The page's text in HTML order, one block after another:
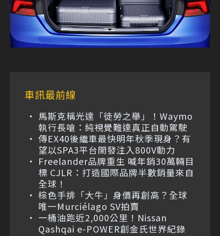
車訊最前線
馬斯克稱光達「徒勞之舉」！Waymo
執行長嗆：純視覺難達真正自動駕駛
傳EX40後繼車最快明年秋季現身？有
望以SPA3平台開發注入800V動力
Freelander品牌重生 喊年銷30萬輛目
標 CJLR：打造國際品牌半數銷量來自
全球！
棕色手排「大牛」身價再創高？全球
唯一Murciélago SV拍賣
一桶油跑近2,000公里！Nissan
Qashqai e-POWER創金氏世界紀錄